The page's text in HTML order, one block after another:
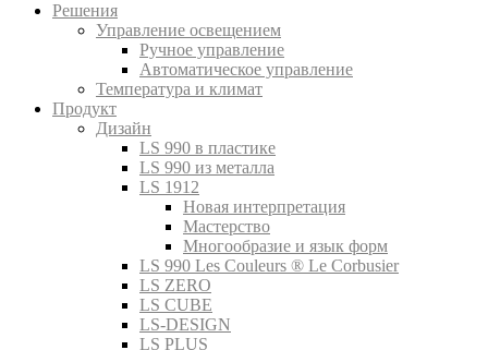
Решения
Управление освещением
Ручное управление
Автоматическое управление
Температура и климат
Продукт
Дизайн
LS 990 в пластике
LS 990 из металла
LS 1912
Новая интерпретация
Мастерство
Многообразие и язык форм
LS 990 Les Couleurs ® Le Corbusier
LS ZERO
LS CUBE
LS-DESIGN
LS PLUS